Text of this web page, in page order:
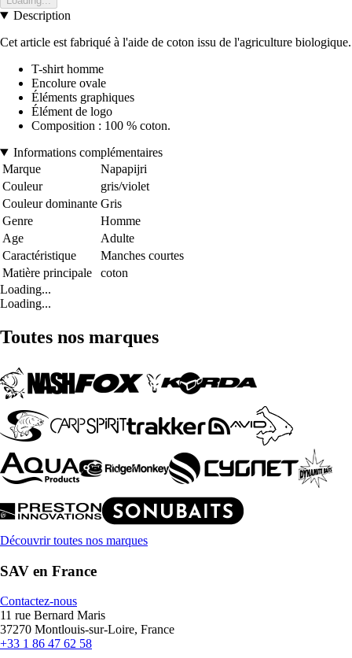
Description
Cet article est fabriqué à l'aide de coton issu de l'agriculture biologique.
T-shirt homme
Encolure ovale
Éléments graphiques
Élément de logo
Composition : 100 % coton.
Informations complémentaires
Marque
Napapijri
Couleur
gris/violet
Couleur dominante Gris
Genre
Homme
Age
Adulte
Caractéristique
Manches courtes
Matière principale
coton
Loading...
Loading...
Toutes nos marques
Découvrir toutes nos marques
SAV en France
Contactez-nous
11 rue Bernard Maris
37270 Montlouis-sur-Loire, France
+33 1 86 47 62 58